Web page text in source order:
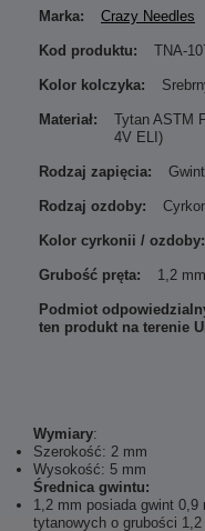
Wymiary:
Szerokość: 2 mm
Wysokość: 5 mm
Średnica gwintu:
1,2 mm posiada gwint
tytanowych o grubości 1,2
Marka: Crazy Needles
Kod produktu: TNA-
Kolor kolczyka:
Materiał:
Tytan ASTM
4V ELI)
Rodzaj zapięcia:
Rodzaj ozdoby:
Kolor cyrkonii / ozdoby:
Grubość pręta: 1,2 mm
Podmiot
ten produkt na terenie